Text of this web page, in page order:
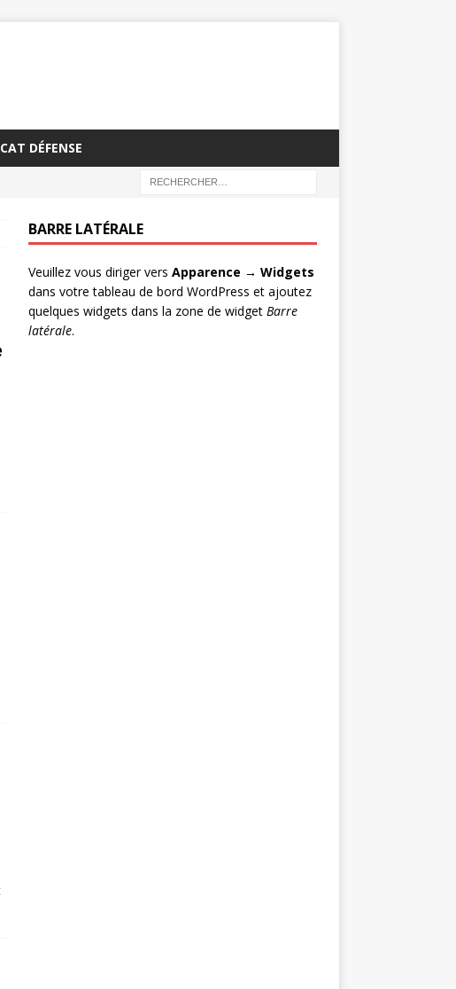
DÉFENSE
BARRE LATÉRALE
Veuillez vous diriger vers Apparence → Widgets
dans votre tableau de bord WordPress et ajoutez
quelques widgets dans la zone de widget Barre
latérale.